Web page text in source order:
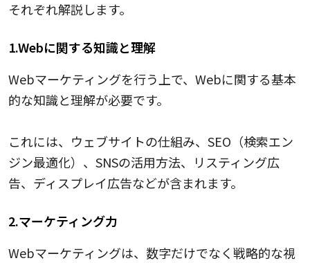
それぞれ解説します。
1.Webに関する知識と理解
Webマーケティングを行う上で、Webに関する基本
的な知識と理解が必要です。
これには、ウェブサイトの仕組み、SEO（検索エン
ジン最適化）、SNSの活用方法、リスティング広
告、ディスプレイ広告などが含まれます。
2.マーケティング力
Webマーケティングは、数字だけでなく戦略的な視